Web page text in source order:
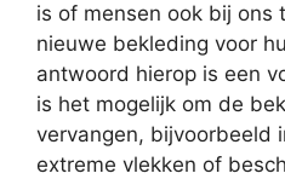
is of mensen ook bij ons
nieuwe bekleding voor
antwoord hierop is een
is het mogelijk om de
vervangen, bijvoorbeeld
extreme vlekken of